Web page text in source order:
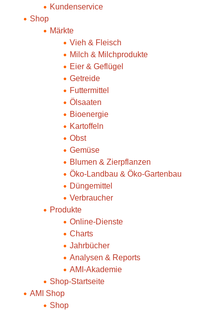
Kundenservice
Shop
Märkte
Vieh & Fleisch
Milch & Milchprodukte
Eier & Geflügel
Getreide
Futtermittel
Ölsaaten
Bioenergie
Kartoffeln
Obst
Gemüse
Blumen & Zierpflanzen
Öko-Landbau & Öko-Gartenbau
Düngemittel
Verbraucher
Produkte
Online-Dienste
Charts
Jahrbücher
Analysen & Reports
AMI-Akademie
Shop-Startseite
AMI Shop
Shop